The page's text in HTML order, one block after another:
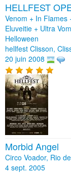
HELLFEST
Venom + In Flames
Eluveitie + Ultra
Helloween
hellfest Clisson,
20 juin 2008
Morbid Angel
Circo Voador, Rio
4 sept. 2005